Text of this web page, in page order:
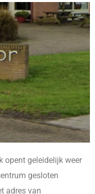
opent geleidelijk weer
gesloten
adres van